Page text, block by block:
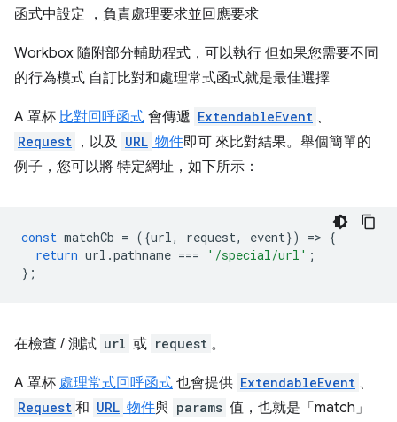
函式中設定 ，負責處理要求並回應要求
Workbox 隨附部分輔助程式，可以執行 但如果您需要不同
的行為模式 自訂比對和處理常式函式就是最佳選擇
A 罩杯 比對回呼函式 會傳遞 ExtendableEvent 、
Request ，以及 URL 物件即可 來比對結果。舉個簡單的
例子，您可以將 特定網址，如下所示：
const matchCb = ({url, request, event}) => {
return url .pathname === '/special/url' ;
};
在檢查 / 測試 url 或 request 。
A 罩杯 處理常式回呼函式 也會提供 ExtendableEvent 、
Request 和 URL 物件與 params 值，也就是「match」